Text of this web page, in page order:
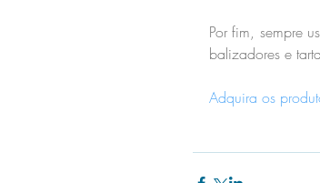
Por fim, sempre
balizadores e
Adquira os